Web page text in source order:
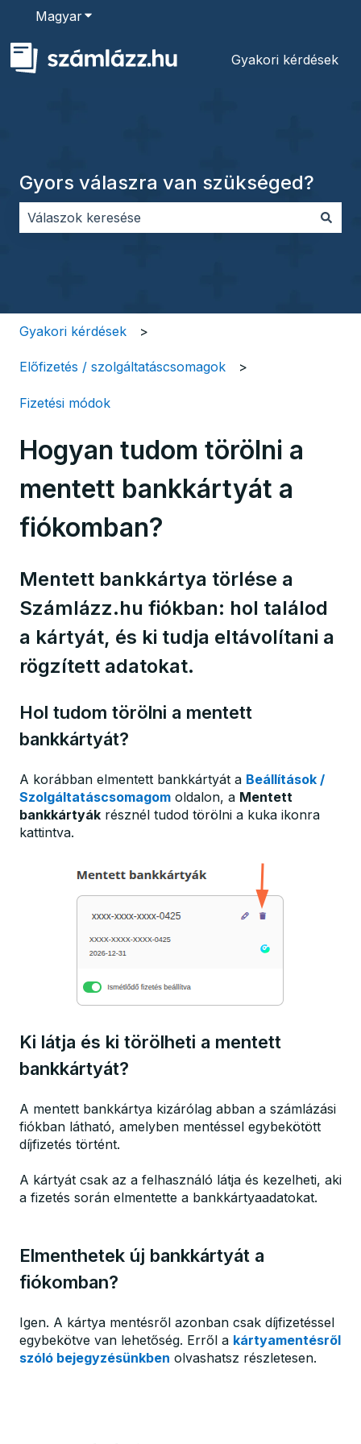
MagyarAlmenü megjelenítése fordításokhoz
Gyakori kérdések
Gyors válaszra van szükséged?
Gyakori kérdések
Előfizetés / szolgáltatáscsomagok
Fizetési módok
Hogyan tudom törölni a
mentett bankkártyát a
fiókomban?
Mentett bankkártya törlése a
Számlázz.hu fiókban: hol találod
a kártyát, és ki tudja eltávolítani a
rögzített adatokat.
Hol tudom törölni a mentett
bankkártyát?
A korábban elmentett bankkártyát a Beállítások /
Szolgáltatáscsomagom oldalon, a Mentett
bankkártyák résznél tudod törölni a kuka ikonra
kattintva.
Ki látja és ki törölheti a mentett
bankkártyát?
A mentett bankkártya kizárólag abban a számlázási
fiókban látható, amelyben mentéssel egybekötött
díjfizetés történt.
A kártyát csak az a felhasználó látja és kezelheti, aki
a fizetés során elmentette a bankkártyaadatokat.
Elmenthetek új bankkártyát a
fiókomban?
Igen. A kártya mentésről azonban csak díjfizetéssel
egybekötve van lehetőség. Erről a kártyamentésről
szóló bejegyzésünkben olvashatsz részletesen.